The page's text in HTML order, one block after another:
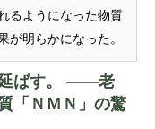
るようになった物質
が明らかになった。
延ばす。 ――老
「ＮＭＮ」の驚